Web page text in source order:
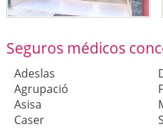
Seguros médicos
Adeslas
Agrupació
Asisa
Caser